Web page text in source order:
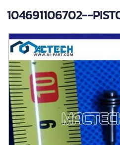
104691106702--